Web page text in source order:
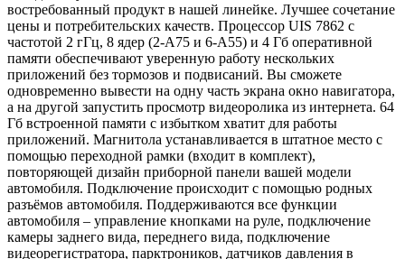
востребованный продукт в нашей линейке. Лучшее сочетание
цены и потребительских качеств. Процессор UIS 7862 с
частотой 2 гГц, 8 ядер (2-А75 и 6-А55) и 4 Гб оперативной
памяти обеспечивают уверенную работу нескольких
приложений без тормозов и подвисаний. Вы сможете
одновременно вывести на одну часть экрана окно навигатора,
а на другой запустить просмотр видеоролика из интернета. 64
Гб встроенной памяти с избытком хватит для работы
приложений. Магнитола устанавливается в штатное место с
помощью переходной рамки (входит в комплект),
повторяющей дизайн приборной панели вашей модели
автомобиля. Подключение происходит с помощью родных
разъёмов автомобиля. Поддерживаются все функции
автомобиля – управление кнопками на руле, подключение
камеры заднего вида, переднего вида, подключение
видеорегистратора, парктроников, датчиков давления в